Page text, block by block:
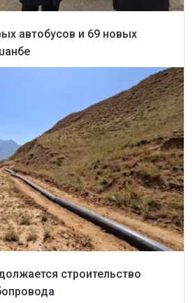
автобусов и 69 новых
строительство